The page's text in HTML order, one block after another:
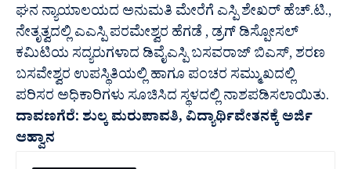
ಘನ ನ್ಯಾಯಾಲಯದ ಅನುಮತಿ ಮೇರೆಗೆ ಎಸ್ಪಿ ಶೇಖರ್ ಹೆಚ್.ಟಿ.,
ನೇತೃತ್ವದಲ್ಲಿ ಎಎಸ್ಪಿ ಪರಮೇಶ್ವರ ಹೆಗಡೆ , ಡ್ರಗ್ ಡಿಸ್ಪೋಸಲ್
ಕಮಿಟಿಯ ಸದ್ಯರುಗಳಾದ ಡಿವೈಎಸ್ಪಿ ಬಸವರಾಜ್ ಬಿಎಸ್, ಶರಣ
ಬಸವೇಶ್ವರ ಉಪಸ್ಥಿತಿಯಲ್ಲಿ ಹಾಗೂ ಪಂಚರ ಸಮ್ಮುಖದಲ್ಲಿ
ಪರಿಸರ ಅಧಿಕಾರಿಗಳು ಸೂಚಿಸಿದ ಸ್ಥಳದಲ್ಲಿ ನಾಶಪಡಿಸಲಾಯಿತು.
ದಾವಣಗೆರೆ: ಶುಲ್ಕ ಮರುಪಾವತಿ, ವಿದ್ಯಾರ್ಥಿವೇತನಕ್ಕೆ ಅರ್ಜಿ
ಆಹ್ವಾನ